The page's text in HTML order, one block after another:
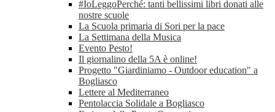
#IoLeggoPerché: tanti bellissimi libri donati alle
nostre scuole
La Scuola primaria di Sori per la pace
La Settimana della Musica
Evento Pesto!
Il giornalino della 5A è online!
Progetto "Giardiniamo - Outdoor education" a
Bogliasco
Lettere al Mediterraneo
Pentolaccia Solidale a Bogliasco